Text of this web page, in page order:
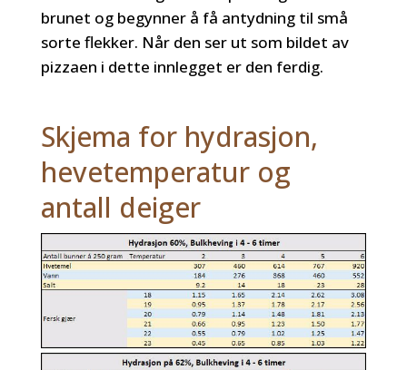
brunet og begynner å få antydning til små
sorte flekker. Når den ser ut som bildet av
pizzaen i dette innlegget er den ferdig.
Skjema for hydrasjon,
hevetemperatur og
antall deiger